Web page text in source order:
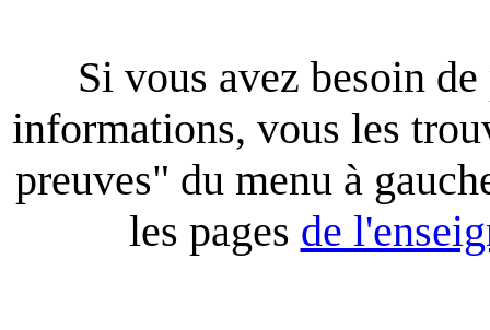
Si vous avez besoin
informations, vous les
preuves" du menu à
les pages de